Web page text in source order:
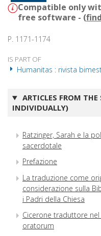
Compatible only
free software - (
P. 1171-1174
IS PART OF
Humanitas : rivista
ARTICLES FROM
INDIVIDUALLY)
Ratzinger, Sarah e la
sacerdotale
Prefazione
La traduzione come
considerazione sulla
i Padri della Chiesa
Cicerone traduttore
oratorum